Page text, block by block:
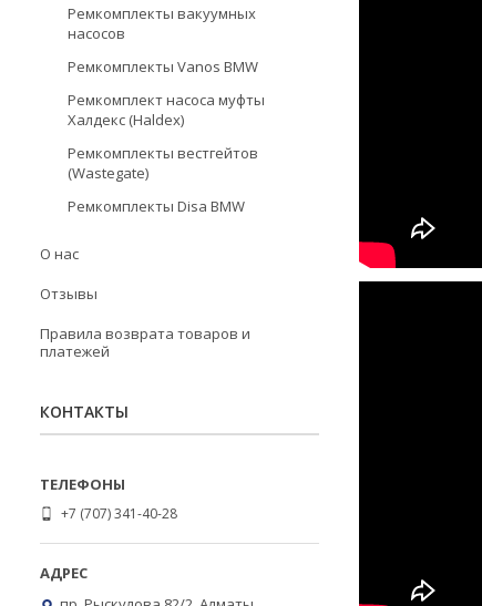
Ремкомплекты вакуумных
насосов
Ремкомплекты Vanos BMW
Ремкомплект насоса муфты
Халдекс (Haldex)
Ремкомплекты вестгейтов
(Wastegate)
Ремкомплекты Disa BMW
О нас
Отзывы
Правила возврата товаров и
платежей
КОНТАКТЫ
+7 (707) 341-40-28